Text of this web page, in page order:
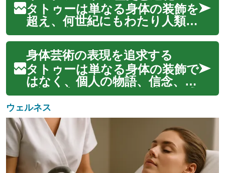
映し、肌というユニークなキ
ャンバス上で独自の表現を追求
します。タトゥーアーティス
トは、インク、針...
タトゥーは単なる身体の装飾を
超え、何世紀にもわたり人類の
歴史、文化、そして個人の表現
と深く結びついてきました。
古くから世界各地でその形を変
えながら受け継がれてきたイ
ンクアートは、社会の変化とと
もにその意味合いや技術を進化
させてきました...
身体芸術の表現を追求する
タトゥーは単なる身体の装飾で
はなく、個人の物語、信念、美
意識を表現する深遠な芸術形式
です。肌に刻まれるインク
は、時代を超えて多様な文化や
社会で重要な役割を果たしてき
ました。現代において、タト
ゥーは自己表現の強力な手段と
して広く認識され...
ウェルネス